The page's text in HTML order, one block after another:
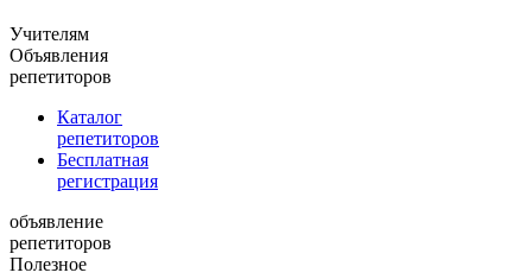
Учителям
Объявления
репетиторов
Каталог
репетиторов
Бесплатная
регистрация
объявление
репетиторов
Полезное